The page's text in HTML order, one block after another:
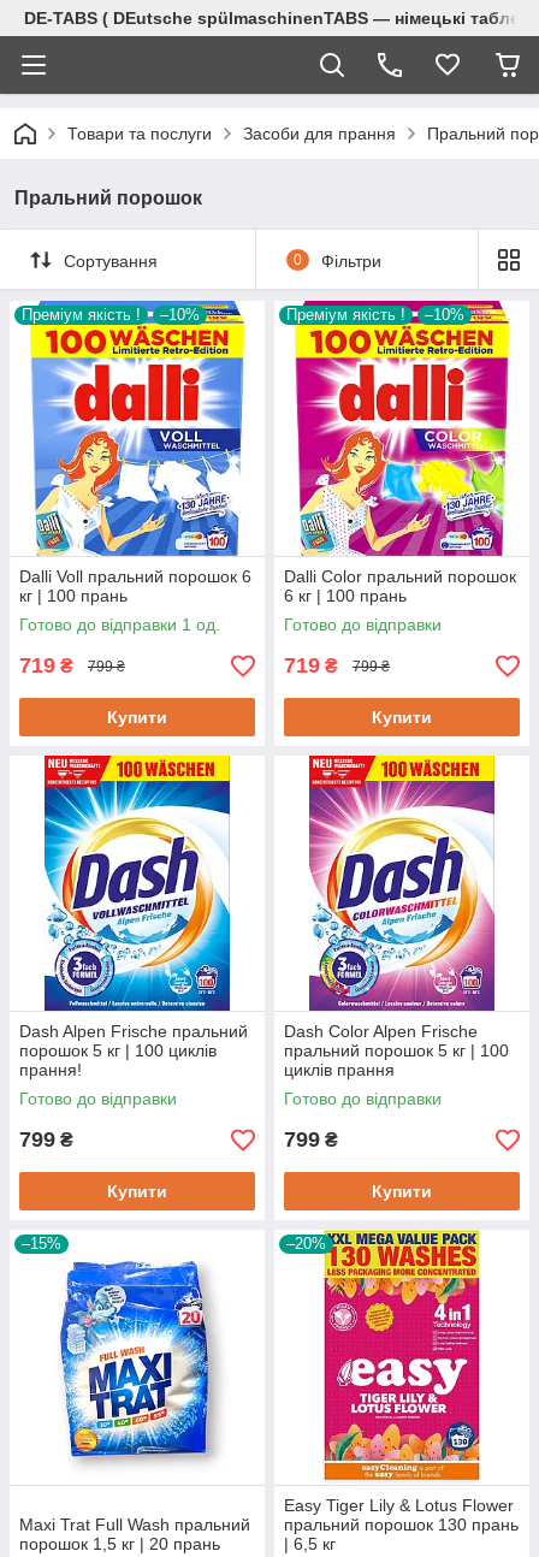
DE-TABS ( DEutsche spülmaschinenTABS ― німецькі
Товари та послуги Засоби для прання Пральний
Пральний порошок
Сортування 0 Фільтри
Преміум якість ! –10%
Dalli Voll пральний порошок 6
кг | 100 прань
Готово до відправки 1 од.
719 ₴ 799 ₴
Купити
Преміум якість ! –10%
Dalli Color пральний порошок
6 кг | 100 прань
Готово до відправки
719 ₴ 799 ₴
Купити
Dash Alpen Frische пральний
порошок 5 кг | 100 циклів
прання!
Готово до відправки
799 ₴
Купити
Dash Color Alpen Frische
пральний порошок 5 кг | 100
циклів прання
Готово до відправки
799 ₴
Купити
–15%
Maxi Trat Full Wash пральний
порошок 1,5 кг | 20 прань
–20%
Easy Tiger Lily & Lotus Flower
пральний порошок 130 прань
| 6,5 кг